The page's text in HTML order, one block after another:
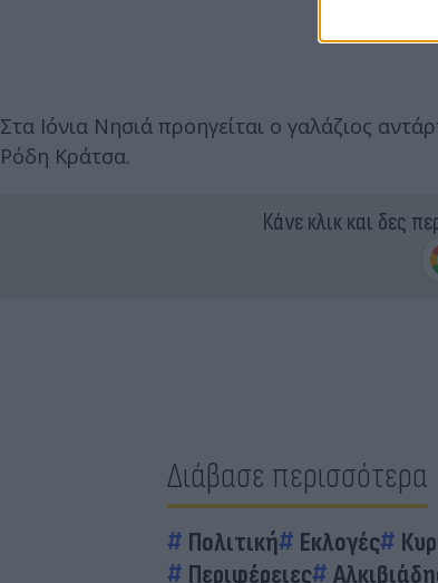
Στα Ιόνια Νησιά προηγείται ο γαλάζιος
Ρόδη Κράτσα.
Κάνε κλικ και δες
Διάβασε περισσότερα
Πολιτική Εκλογές
Περιφέρειες